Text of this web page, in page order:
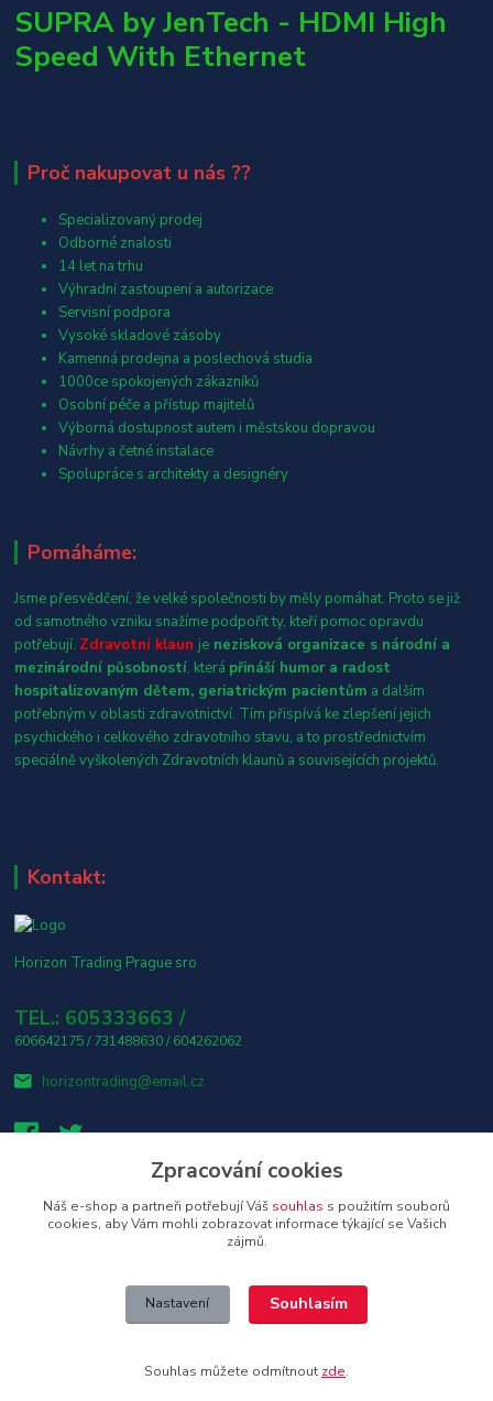
SUPRA by JenTech - HDMI High
Speed With Ethernet
Proč nakupovat u nás ??
Specializovaný prodej
Odborné znalosti
14 let na trhu
Výhradní zastoupení a autorizace
Servisní podpora
Vysoké skladové zásoby
Kamenná prodejna a poslechová studia
1000ce spokojených zákazníků
Osobní péče a přístup majitelů
Výborná dostupnost autem i městskou dopravou
Návrhy a četné instalace
Spolupráce s architekty a designéry
Pomáháme:
Jsme přesvědčení, že velké společnosti by měly pomáhat. Proto se již
od samotného vzniku snažíme podpořit ty, kteří pomoc opravdu
potřebují. Zdravotní klaun je nezisková organizace s národní a
mezinárodní působností, která přináší humor a radost
hospitalizovaným dětem, geriatrickým pacientům a dalším
potřebným v oblasti zdravotnictví. Tím přispívá ke zlepšení jejich
psychického i celkového zdravotního stavu, a to prostřednictvím
speciálně vyškolených Zdravotních klaunů a souvisejících projektů.
Kontakt:
Horizon Trading Prague sro
TEL.: 605333663 /
606642175 / 731488630 / 604262062
horizontrading@email.cz
👤 Osobní odběr s platbou v hotovosti ZDARMA! 🎶
elektroniky a příslušenství
Zpracování cookies
Náš e-shop a partneři potřebují Váš souhlas s použitím souborů
cookies, aby Vám mohli zobrazovat informace týkající se Vašich
zájmů.
Nastavení Souhlasím
Souhlas můžete odmítnout zde.